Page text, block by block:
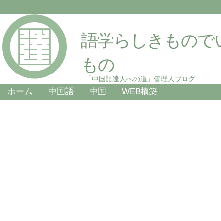
語学らしきもので
もの
「中国語達人への道」管理人ブログ
ホーム 中国語 中国 WEB構築